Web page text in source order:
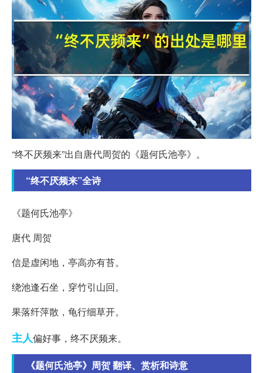
“终不厌频来”出自唐代周贺的《题何氏池亭》。
“终不厌频来”全诗
《题何氏池亭》
唐代 周贺
信是虚闲地，亭高亦有苔。
绕池逢石坐，穿竹引山回。
果落纤萍散，龟行细草开。
主人偏好事，终不厌频来。
《题何氏池亭》周贺 翻译、赏析和诗意